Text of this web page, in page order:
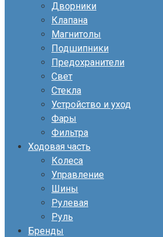
Дворники
Клапана
Магнитолы
Подшипники
Предохранители
Свет
Стекла
Устройство и уход
Фары
Фильтра
Ходовая часть
Колеса
Управление
Шины
Рулевая
Руль
Бренды